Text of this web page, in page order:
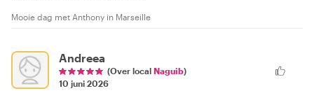
Mooie dag met Anthony in Marseille
Andreea
(Over local Naguib)
10 juni 2026